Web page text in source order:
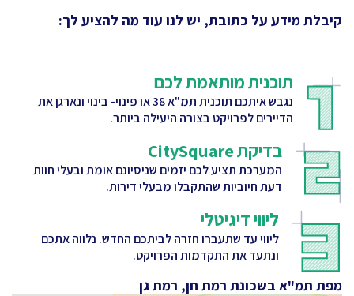
קיבלת מידע על כתובת, יש לנו עוד מה להציע לך:
תוכנית מותאמת לכם
נגבש איתכם תוכנית תמ"א 38 או פינוי- בינוי ונארגן את
הדיירים לפרויקט בצורה היעילה ביותר.
בדיקת CitySquare
המערכת תציע לכם יזמים שניסיונם אומת ובעלי חוות
דעת חיוביות שהתקבלו מבעלי דירות.
ליווי דיגיטלי
ליווי עד שתעברו חזרה לביתכם החדש. נלווה אתכם
ונתעד את התקדמות הפרויקט.
מפת תמ"א בשכונת רמת חן, רמת גן